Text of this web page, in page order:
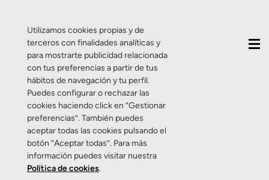
Etiqueta:reloj visual
Consejos Salud Visual
Es hora de llevar tus ojos al
Utilizamos cookies propias y de
terceros con finalidades analíticas y
para mostrarte publicidad relacionada
con tus preferencias a partir de tus
hábitos de navegación y tu perfil.
Puedes configurar o rechazar las
cookies haciendo click en “Gestionar
preferencias”. También puedes
aceptar todas las cookies pulsando el
botón “Aceptar todas”. Para más
información puedes visitar nuestra
Política de cookies.